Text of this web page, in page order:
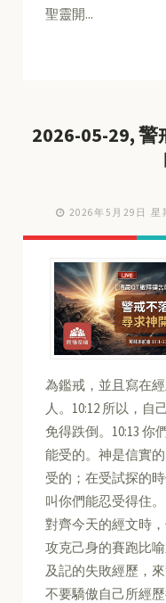
聖靈開...
2026-05-29,
2026年5月29日 星
為鑑戒，並且寫在
人。10:12 所以，自
免得跌倒。10:13 你
能受的。神是信實
受的；在受試探的
叫你們能忍受得住
對齊今天的經文時
攻克己身的賽跑比
及記的失敗經歷，
不要驕傲自己所經